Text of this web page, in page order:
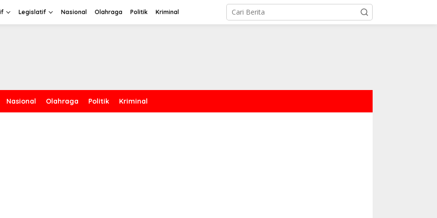
Legislatif Nasional Olahraga Politik Kriminal
Nasional Olahraga Politik Kriminal